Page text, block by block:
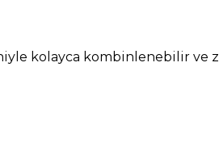
kolayca kombinlenebilir ve